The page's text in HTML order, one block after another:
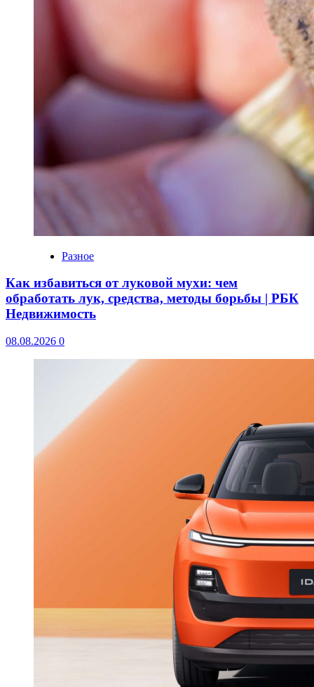
Разное
Как избавиться от луковой мухи: чем
обработать лук, средства, методы борьбы | РБК
Недвижимость
08.08.2026 0